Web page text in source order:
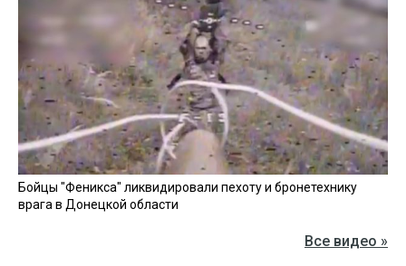
Бойцы "Феникса" ликвидировали пехоту и бронетехнику
врага в Донецкой области
Все видео »